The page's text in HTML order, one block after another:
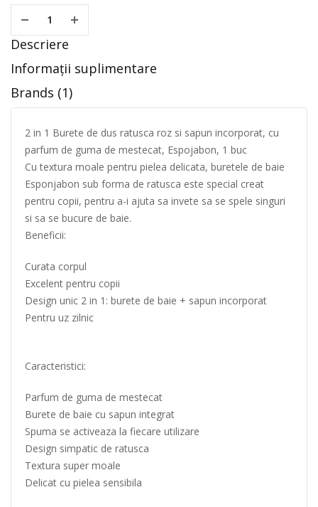
Descriere
Informații suplimentare
Brands (1)
2 in 1 Burete de dus ratusca roz si sapun incorporat, cu
parfum de guma de mestecat, Espojabon, 1 buc
Cu textura moale pentru pielea delicata, buretele de baie
Esponjabon sub forma de ratusca este special creat
pentru copii, pentru a-i ajuta sa invete sa se spele singuri
si sa se bucure de baie.
Beneficii:
Curata corpul
Excelent pentru copii
Design unic 2 in 1: burete de baie + sapun incorporat
Pentru uz zilnic
Caracteristici:
Parfum de guma de mestecat
Burete de baie cu sapun integrat
Spuma se activeaza la fiecare utilizare
Design simpatic de ratusca
Textura super moale
Delicat cu pielea sensibila